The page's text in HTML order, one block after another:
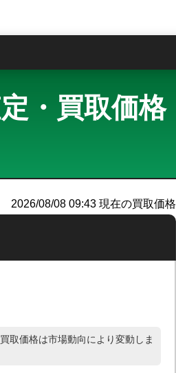
・買取価格
2026/08/08 09:43 現在の買取価格
取価格は市場動向により変動しま